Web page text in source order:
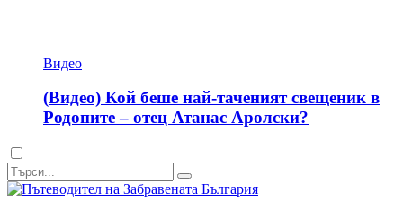
Видео
(Видео) Кой беше най-таченият свещеник в
Родопите – отец Атанас Аролски?
Dark
mode